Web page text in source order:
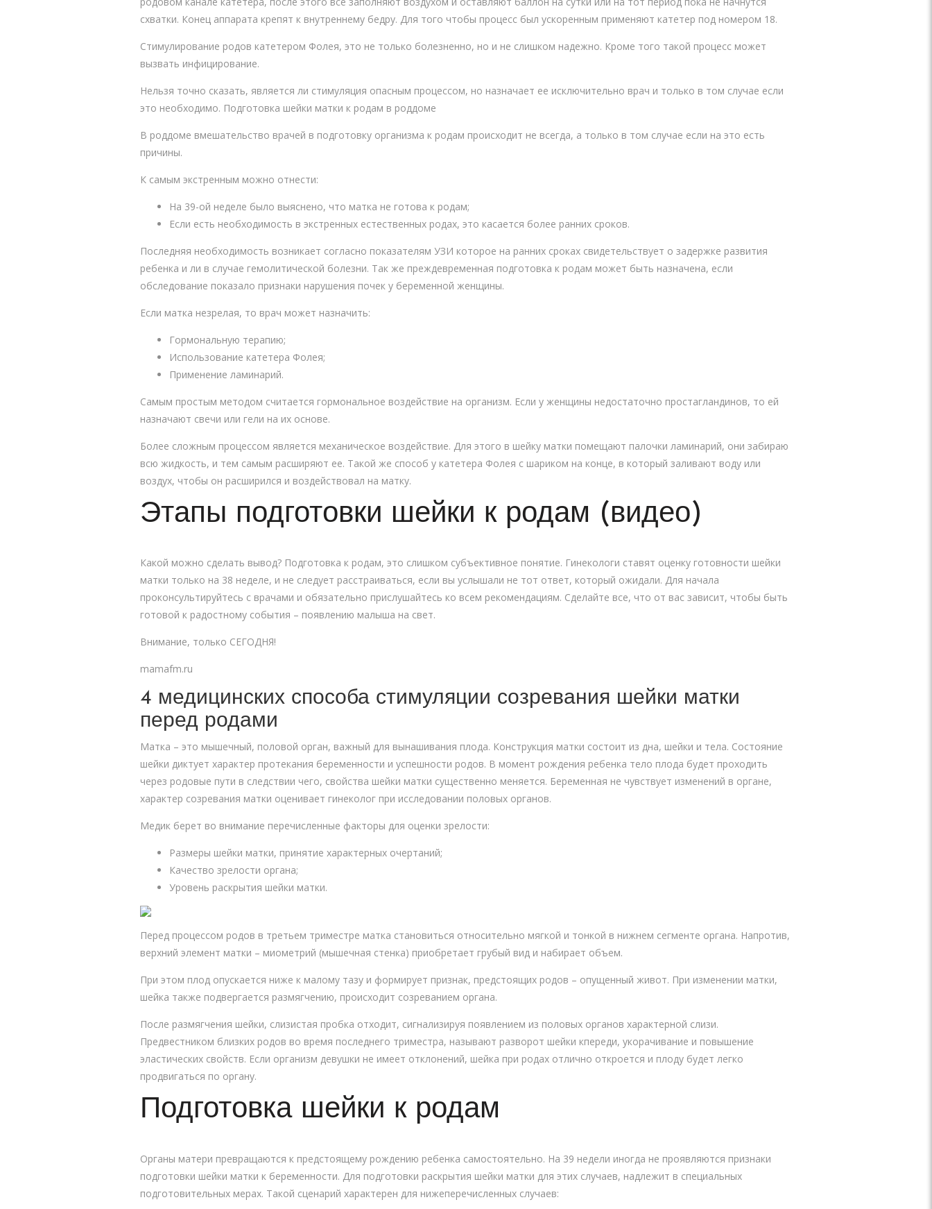
схватки. Конец аппарата крепят к внутреннему бедру. Для того чтобы процесс был ускоренным применяют катетер под номером 18.
Стимулирование родов катетером Фолея, это не только болезненно, но и не слишком надежно. Кроме того такой процесс может
вызвать инфицирование.
Нельзя точно сказать, является ли стимуляция опасным процессом, но назначает ее исключительно врач и только в том случае если
это необходимо. Подготовка шейки матки к родам в роддоме
В роддоме вмешательство врачей в подготовку организма к родам происходит не всегда, а только в том случае если на это есть
причины.
К самым экстренным можно отнести:
На 39-ой неделе было выяснено, что матка не готова к родам;
Если есть необходимость в экстренных естественных родах, это касается более ранних сроков.
Последняя необходимость возникает согласно показателям УЗИ которое на ранних сроках свидетельствует о задержке развития
ребенка и ли в случае гемолитической болезни. Так же преждевременная подготовка к родам может быть назначена, если
обследование показало признаки нарушения почек у беременной женщины.
Если матка незрелая, то врач может назначить:
Гормональную терапию;
Использование катетера Фолея;
Применение ламинарий.
Самым простым методом считается гормональное воздействие на организм. Если у женщины недостаточно простагландинов, то ей
назначают свечи или гели на их основе.
Более сложным процессом является механическое воздействие. Для этого в шейку матки помещают палочки ламинарий, они забираю
всю жидкость, и тем самым расширяют ее. Такой же способ у катетера Фолея с шариком на конце, в который заливают воду или
воздух, чтобы он расширился и воздействовал на матку.
Этапы подготовки шейки к родам (видео)
Какой можно сделать вывод? Подготовка к родам, это слишком субъективное понятие. Гинекологи ставят оценку готовности шейки
матки только на 38 неделе, и не следует расстраиваться, если вы услышали не тот ответ, который ожидали. Для начала
проконсультируйтесь с врачами и обязательно прислушайтесь ко всем рекомендациям. Сделайте все, что от вас зависит, чтобы быть
готовой к радостному события – появлению малыша на свет.
Внимание, только СЕГОДНЯ!
mamafm.ru
4 медицинских способа стимуляции созревания шейки матки
перед родами
Матка – это мышечный, половой орган, важный для вынашивания плода. Конструкция матки состоит из дна, шейки и тела. Состояние
шейки диктует характер протекания беременности и успешности родов. В момент рождения ребенка тело плода будет проходить
через родовые пути в следствии чего, свойства шейки матки существенно меняется. Беременная не чувствует изменений в органе,
характер созревания матки оценивает гинеколог при исследовании половых органов.
Медик берет во внимание перечисленные факторы для оценки зрелости:
Размеры шейки матки, принятие характерных очертаний;
Качество зрелости органа;
Уровень раскрытия шейки матки.
Перед процессом родов в третьем триместре матка становиться относительно мягкой и тонкой в нижнем сегменте органа. Напротив,
верхний элемент матки – миометрий (мышечная стенка) приобретает грубый вид и набирает объем.
При этом плод опускается ниже к малому тазу и формирует признак, предстоящих родов – опущенный живот. При изменении матки,
шейка также подвергается размягчению, происходит созреванием органа.
После размягчения шейки, слизистая пробка отходит, сигнализируя появлением из половых органов характерной слизи.
Предвестником близких родов во время последнего триместра, называют разворот шейки кпереди, укорачивание и повышение
эластических свойств. Если организм девушки не имеет отклонений, шейка при родах отлично откроется и плоду будет легко
продвигаться по органу.
Подготовка шейки к родам
Органы матери превращаются к предстоящему рождению ребенка самостоятельно. На 39 недели иногда не проявляются признаки
подготовки шейки матки к беременности. Для подготовки раскрытия шейки матки для этих случаев, надлежит в специальных
подготовительных мерах. Такой сценарий характерен для нижеперечисленных случаев: